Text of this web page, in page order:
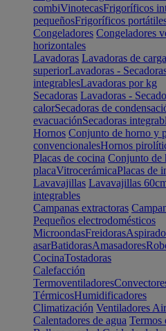
combiVinotecasFrigoríficos
pequeñosFrigoríficos
Congeladores Congeladores
horizontales
Lavadoras Lavadoras de
superiorLavadoras -
integrablesLavadoras por kg
Secadoras Lavadoras -
calorSecadoras de
evacuaciónSecadoras
Hornos Conjunto de horno y
convencionalesHornos
Placas de cocina Conjunto de
placaVitrocerámicaPlacas de
Lavavajillas Lavavajillas
integrables
Campanas extractoras
Pequeños electrodomésticos
MicroondasFreidoras
asarBatidorasAmasadores
CocinaTostadoras
Calefacción
Termoventiladores
TérmicosHumidificadores
Climatización Ventiladores
Calentadores de agua Termos